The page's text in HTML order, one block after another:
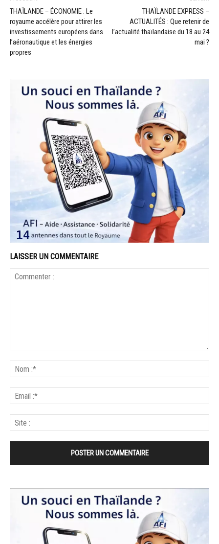
THAÏLANDE – ÉCONOMIE : Le
royaume accélère pour attirer les
investissements européens dans
l’aéronautique et les énergies
propres
THAÏLANDE EXPRESS –
ACTUALITÉS : Que retenir de
l’actualité thaïlandaise du 18 au 24
mai ?
LAISSER UN COMMENTAIRE